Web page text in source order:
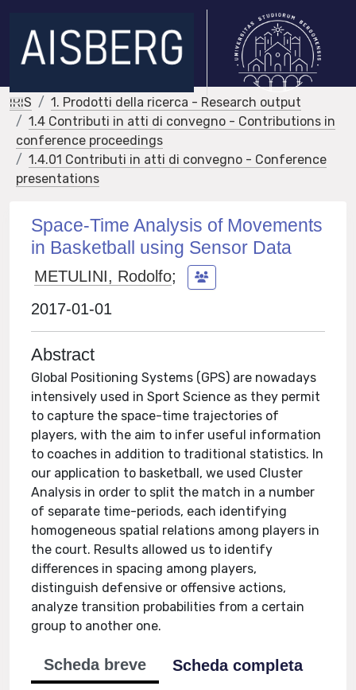
IRIS
1. Prodotti della ricerca - Research output
1.4 Contributi in atti di convegno - Contributions in
conference proceedings
1.4.01 Contributi in atti di convegno - Conference
presentations
Space-Time Analysis of Movements
in Basketball using Sensor Data
METULINI, Rodolfo;
2017-01-01
Abstract
Global Positioning Systems (GPS) are nowadays
intensively used in Sport Science as they permit
to capture the space-time trajectories of
players, with the aim to infer useful information
to coaches in addition to traditional statistics. In
our application to basketball, we used Cluster
Analysis in order to split the match in a number
of separate time-periods, each identifying
homogeneous spatial relations among players in
the court. Results allowed us to identify
differences in spacing among players,
distinguish defensive or offensive actions,
analyze transition probabilities from a certain
group to another one.
Scheda breve
Scheda completa